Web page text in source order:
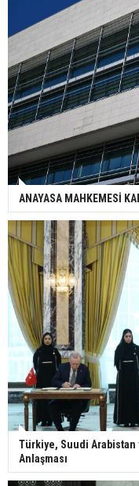
ANAYASA MAHKEMESİ
Türkiye, Suudi Arabistan
Anlaşması